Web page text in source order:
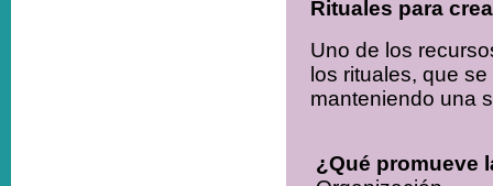
Rituales para
Uno de los
los rituales, que
manteniendo una
¿Qué promueve